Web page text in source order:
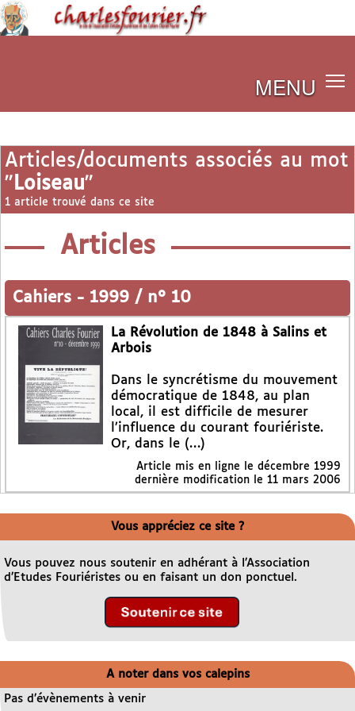
MENU
Articles/documents associés au mot
" Loiseau"
1 article trouvé dans ce site
Articles
Cahiers - 1999 / n° 10
La Révolution de 1848 à Salins et
Arbois
Dans le syncrétisme du mouvement
démocratique de 1848, au plan
local, il est difficile de mesurer
l’influence du courant fouriériste.
Or, dans le (…)
Article mis en ligne le décembre 1999
dernière modification le 11 mars 2006
Vous appréciez ce site ?
Vous pouvez nous soutenir en adhérant à l’Association
d’Etudes Fouriéristes ou en faisant un don ponctuel.
A noter dans vos calepins
Pas d’évènements à venir